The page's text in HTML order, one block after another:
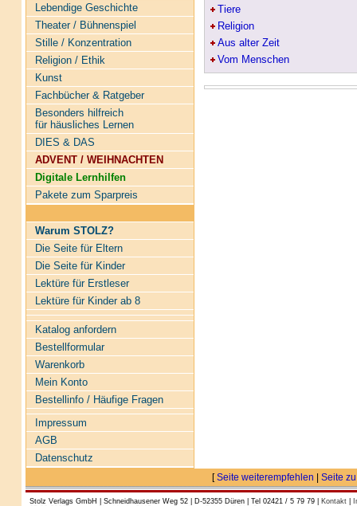
Lebendige Geschichte
Theater / Bühnenspiel
Stille / Konzentration
Religion / Ethik
Kunst
Fachbücher & Ratgeber
Besonders hilfreich
für häusliches Lernen
DIES & DAS
ADVENT / WEIHNACHTEN
Digitale Lernhilfen
Pakete zum Sparpreis
Warum STOLZ?
Die Seite für Eltern
Die Seite für Kinder
Lektüre für Erstleser
Lektüre für Kinder ab 8
Katalog anfordern
Bestellformular
Warenkorb
Mein Konto
Bestellinfo / Häufige Fragen
Impressum
AGB
Datenschutz
Tiere
Religion
Aus alter Zeit
Vom Menschen
[Seite weiterempfehlen Seite
Stolz Verlags GmbH | Schneidhausener Weg 52 | D-52355 Düren | Tel 02421 / 5 79 79 | Kontakt|